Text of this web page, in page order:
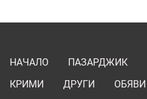
НАЧАЛО ПАЗАРДЖИК
КРИМИ
ДРУГИ ОБЯВИ